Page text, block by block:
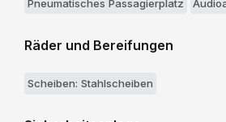
Pneumatisches Passagierplatz
Räder und Bereifungen
Scheiben: Stahlscheiben